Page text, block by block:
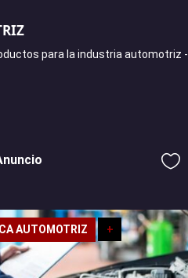
para la industria automotriz -
AUTOMOTRIZ +